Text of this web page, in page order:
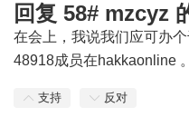
回复 58# mzcyz
在会上，我说我们应可办
48918成员在hakkaonline 。
支持 反对